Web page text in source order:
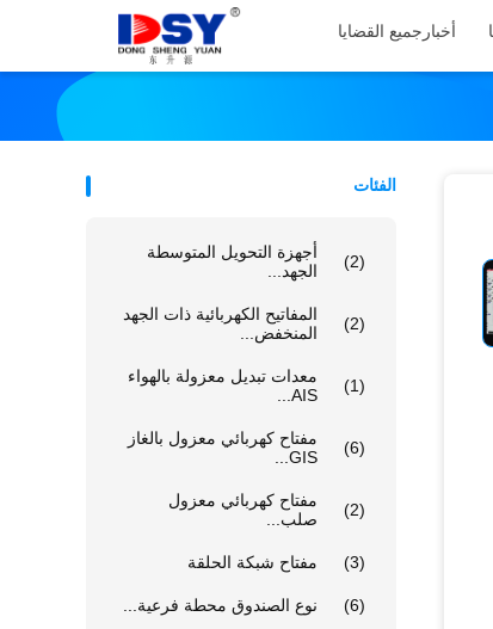
أخبار جميع القضايا
الفئات
أجهزة التحويل المتوسطة
الجهد...
(2)
المفاتيح الكهربائية ذات الجهد
المنخفض...
(2)
معدات تبديل معزولة بالهواء
AIS...
(1)
مفتاح كهربائي معزول بالغاز
GIS...
(6)
مفتاح كهربائي معزول
صلب...
(2)
مفتاح شبكة الحلقة (3)
نوع الصندوق محطة فرعية... (6)